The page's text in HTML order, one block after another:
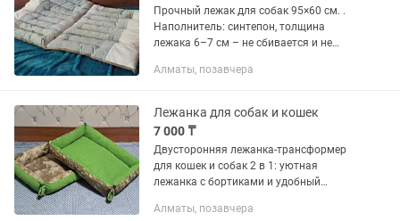
Прочный лежак для собак 95×60 см. .
Наполнитель: синтепон, толщина
лежака 6–7 см – не сбивается и не
отлично держит форму. . Обивка: драп
Алматы, позавчера
Лежанка для собак и кошек
7 000 ₸
Двусторонняя лежанка-трансформер
для кошек и собак 2 в 1: уютная
лежанка с бортиками и удобный
сторона — для сна и уюта • Практичная
Алматы, позавчера